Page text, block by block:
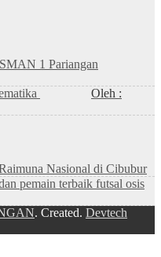
1 Pariangan
Oleh :
Nasional di Cibubur
pemain terbaik futsal osis
. Created. Devtech